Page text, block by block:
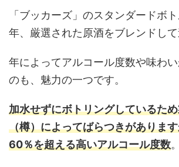
「ブッカーズ」のスタンダードボ
年、厳選された原酒をブレンドして
年によってアルコール度数や味わ
のも、魅力の一つです。
加水せずにボトリングしているた
（樽）によってばらつきがありま
60％を超える高いアルコール度数。